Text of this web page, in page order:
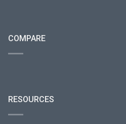
COMPARE
RESOURCES